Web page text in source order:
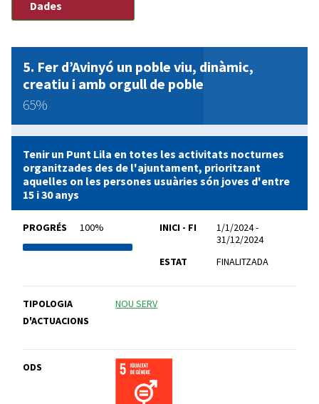
Dades
Fer d’Avinyó un poble viu, dinàmic,
creatiu i amb orgull de poble
65%
Tenir un Punt Lila en totes les activitats nocturnes
organitzades des de l'ajuntament, prioritzant
aquelles on les persones usuàries són joves d'entre
15 i 30 anys
PROGRÉS 100% INICI - FI
1/1/2024 -
31/12/2024
ESTAT
FINALITZADA
TIPOLOGIA
D'ACTUACIONS
NOU SERV
ODS